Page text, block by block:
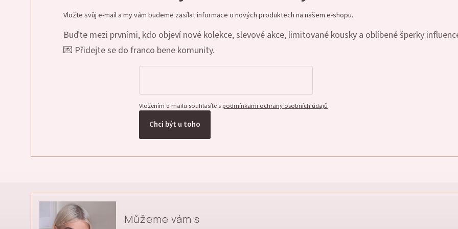
Vložte svůj e-mail a my vám budeme zasílat informace o nových produktech na našem e-shopu.
Buďte mezi prvními, kdo objeví nové kolekce, slevové akce, limitované kousky a oblíbené šperky
💌 Přidejte se do franco bene komunity.
Vložením e-mailu souhlasíte s podmínkami ochrany osobních údajů
Chci být u toho
Můžeme vám s